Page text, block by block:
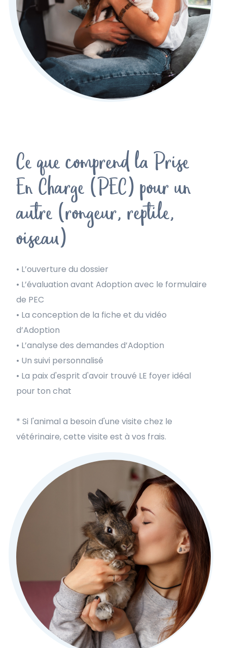
Ce que comprend la Prise
En Charge (PEC) pour un
autre (rongeur, reptile,
oiseau)
• L’ouverture du dossier
• L’évaluation avant Adoption avec le formulaire
de PEC
• La conception de la fiche et du vidéo
d’Adoption
• L’analyse des demandes d’Adoption
• Un suivi personnalisé
• La paix d'esprit d'avoir trouvé LE foyer idéal
pour ton chat
* Si l'animal a besoin d'une visite chez le
vétérinaire, cette visite est à vos frais.